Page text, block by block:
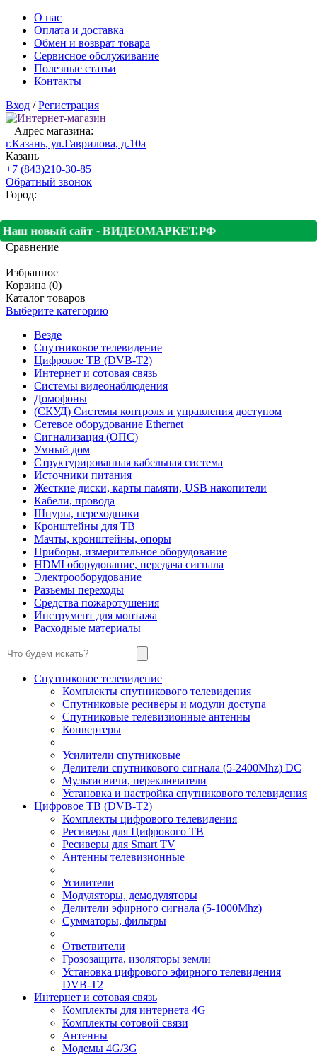
О нас
Оплата и доставка
Обмен и возврат товара
Сервисное обслуживание
Полезные статьи
Контакты
Вход /Регистрация
Адрес магазина:
г.Казань, ул.Гаврилова, д.10а
Казань
+7 (843)210-30-85
Обратный звонок
Город:
Наш новый сайт - ВИДЕОМАРКЕТ.РФ
Сравнение
Избранное
Корзина (0)
Каталог товаров
Выберите категорию
Везде
Спутниковое телевидение
Цифровое ТВ (DVB-T2)
Интернет и сотовая связь
Системы видеонаблюдения
Домофоны
(СКУД) Системы контроля и управления доступом
Сетевое оборудование Ethernet
Сигнализация (ОПС)
Умный дом
Структурированная кабельная система
Источники питания
Жесткие диски, карты памяти, USB накопители
Кабели, провода
Шнуры, переходники
Кронштейны для ТВ
Мачты, кронштейны, опоры
Приборы, измерительное оборудование
HDMI оборудование, передача сигнала
Электрооборудование
Разъемы переходы
Средства пожаротушения
Инструмент для монтажа
Расходные материалы
Спутниковое телевидение
Комплекты спутникового телевидения
Спутниковые ресиверы и модули доступа
Спутниковые телевизионные антенны
Конвертеры
Усилители спутниковые
Делители спутникового сигнала (5-2400Mhz) DC
Мультисвичи, переключатели
Установка и настройка спутникового телевидения
Цифровое ТВ (DVB-T2)
Комплекты цифрового телевидения
Ресиверы для Цифрового ТВ
Ресиверы для Smart TV
Антенны телевизионные
Усилители
Модуляторы, демодуляторы
Делители эфирного сигнала (5-1000Mhz)
Сумматоры, фильтры
Ответвители
Грозозащита, изоляторы земли
Установка цифрового эфирного телевидения
DVB-T2
Интернет и сотовая связь
Комплекты для интернета 4G
Комплекты сотовой связи
Антенны
Модемы 4G/3G